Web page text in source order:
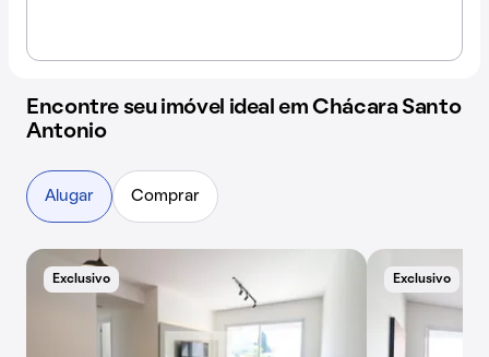
Encontre seu imóvel ideal em Chácara Santo
Antonio
Exclusivo Exclusivo
Alugar Comprar